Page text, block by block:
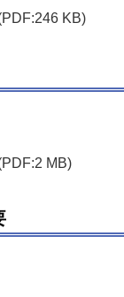
KB)
MB)